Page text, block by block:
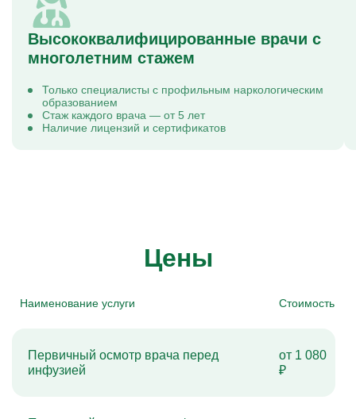
Высококвалифицированные врачи с
многолетним стажем
Только специалисты с профильным наркологическим
образованием
Стаж каждого врача — от 5 лет
Наличие лицензий и сертификатов
Цены
Наименование услуги Стоимость
Первичный осмотр врача перед
инфузией
от 1 080
₽